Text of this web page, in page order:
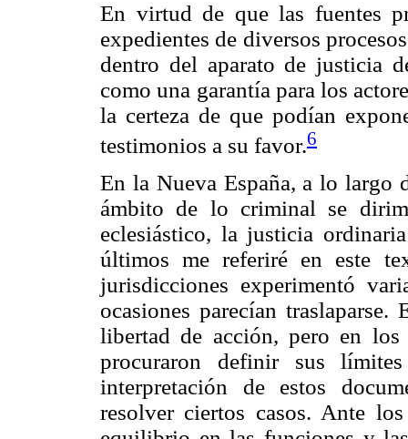
En virtud de que las fuentes
expedientes de diversos
dentro del aparato de justicia
como una garantía para los
la certeza de que podían
testimonios a su favor.6
En la Nueva España, a lo
ámbito de lo criminal se
eclesiástico, la justicia
últimos me referiré en este
jurisdicciones experimentó
ocasiones parecían
libertad de acción, pero en los
procuraron definir sus
interpretación de estos
resolver ciertos casos. Ante